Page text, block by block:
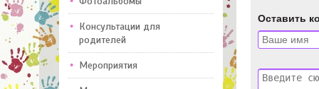
Консультации для
родителей
Мероприятия
Оставить